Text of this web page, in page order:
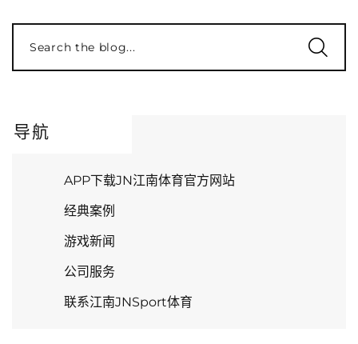
Search the blog...
导航
APP下载JN江南体育官方网站
经典案例
游戏新闻
公司服务
联系江南JNSport体育